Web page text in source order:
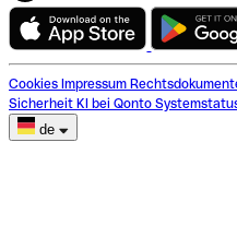
Cookies Impressum
Sicherheit KI bei Qonto
de